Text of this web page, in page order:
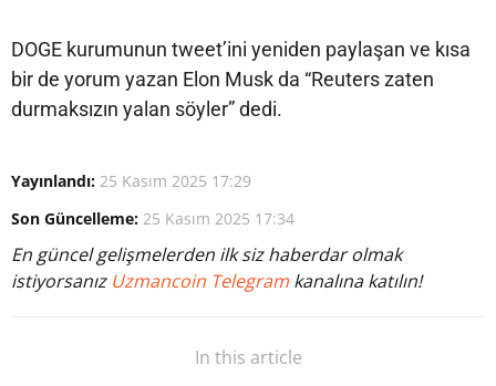
DOGE kurumunun tweet’ini yeniden paylaşan ve kısa
bir de yorum yazan Elon Musk da “Reuters zaten
durmaksızın yalan söyler” dedi.
Yayınlandı: 25 Kasım 2025 17:29
Son Güncelleme: 25 Kasım 2025 17:34
En güncel gelişmelerden ilk siz haberdar olmak
istiyorsanız Uzmancoin Telegram kanalına katılın!
In this article